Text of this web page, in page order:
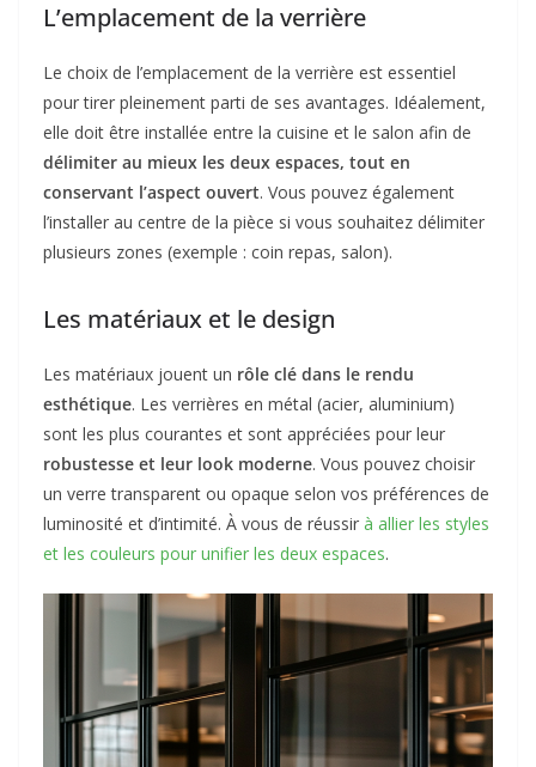
L’emplacement de la verrière
Le choix de l’emplacement de la verrière est essentiel
pour tirer pleinement parti de ses avantages. Idéalement,
elle doit être installée entre la cuisine et le salon afin de
délimiter au mieux les deux espaces, tout en
conservant l’aspect ouvert. Vous pouvez également
l’installer au centre de la pièce si vous souhaitez délimiter
plusieurs zones (exemple : coin repas, salon).
Les matériaux et le design
Les matériaux jouent un rôle clé dans le rendu
esthétique. Les verrières en métal (acier, aluminium)
sont les plus courantes et sont appréciées pour leur
robustesse et leur look moderne. Vous pouvez choisir
un verre transparent ou opaque selon vos préférences de
luminosité et d’intimité. À vous de réussir à allier les styles
et les couleurs pour unifier les deux espaces.